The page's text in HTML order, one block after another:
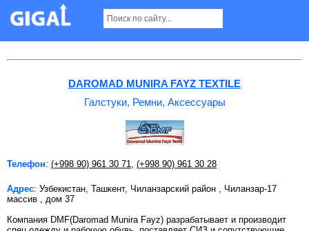
Галстуки, Ремни, Аксессуары в Ташкенте
DAROMAD MUNIRA FAYZ TEXTILE
Галстуки, Ремни, Аксессуары
Телефон: (+998 90) 961 30 71 (+998 90) 961 30 28
Адрес: Узбекистан, Ташкент, Чиланзарский район , Чиланзар-17
массив , дом 37
Компания DMF(Daromad Munira Fayz) разрабатывает и производит